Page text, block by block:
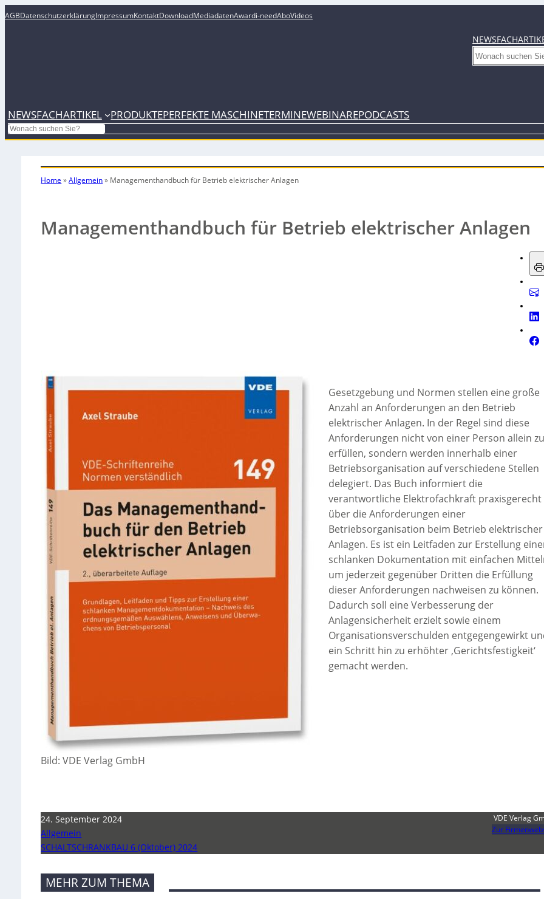
AGBDatenschutzerklärungImpressumKontaktDownloadMediadatenAwardi-needAboVideos
NEWS
Search
NEWSFACHARTIKEL PRODUKTEPERFEKTE MASCHINETERMINEWEBINAREPODCASTS
Search
Home »Allgemein» Managementhandbuch für Betrieb elektrischer Anlagen
Managementhandbuch für Betrieb elektrischer Anlagen
Bild: VDE Verlag GmbH
Gesetzgebung und Normen stellen eine große
Anzahl an Anforderungen an den Betrieb
elektrischer Anlagen. In der Regel sind diese
Anforderungen nicht von einer Person allein zu
erfüllen, sondern werden innerhalb einer
Betriebsorganisation auf verschiedene Stellen
delegiert. Das Buch informiert die
verantwortliche Elektrofachkraft praxisgerecht
über die Anforderungen einer
Betriebsorganisation beim Betrieb elektrischer
Anlagen. Es ist ein Leitfaden zur Erstellung
schlanken Dokumentation mit einfachen
um jederzeit gegenüber Dritten die Erfüllung
dieser Anforderungen nachweisen zu können.
Dadurch soll eine Verbesserung der
Anlagensicherheit erzielt sowie einem
Organisationsverschulden entgegengewirkt
ein Schritt hin zu erhöhter ‚Gerichtsfestigkeit‘
gemacht werden.
24. September 2024
Allgemein
SCHALTSCHRANKBAU 6 (Oktober) 2024
VDE Verlag
Zur
MEHR ZUM THEMA